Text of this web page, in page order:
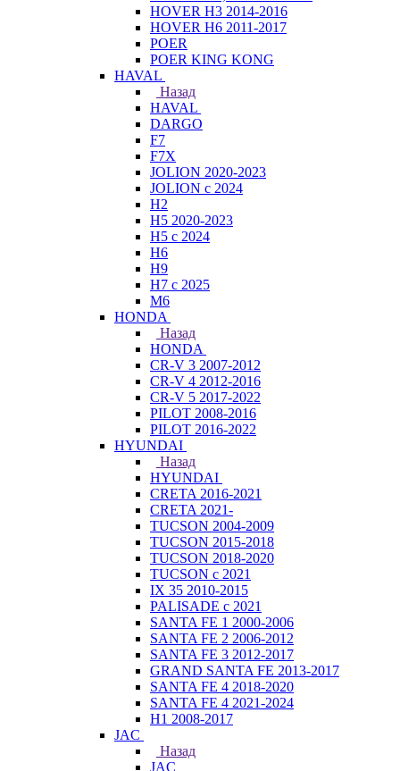
HOVER H3 2014-2016
HOVER H6 2011-2017
POER
POER KING KONG
HAVAL
Назад
HAVAL
DARGO
F7
F7X
JOLION 2020-2023
JOLION с 2024
H2
H5 2020-2023
H5 с 2024
H6
H9
H7 с 2025
M6
HONDA
Назад
HONDA
CR-V 3 2007-2012
CR-V 4 2012-2016
CR-V 5 2017-2022
PILOT 2008-2016
PILOT 2016-2022
HYUNDAI
Назад
HYUNDAI
CRETA 2016-2021
CRETA 2021-
TUCSON 2004-2009
TUCSON 2015-2018
TUCSON 2018-2020
TUCSON с 2021
IX 35 2010-2015
PALISADE с 2021
SANTA FE 1 2000-2006
SANTA FE 2 2006-2012
SANTA FE 3 2012-2017
GRAND SANTA FE 2013-2017
SANTA FE 4 2018-2020
SANTA FE 4 2021-2024
H1 2008-2017
JAC
Назад
JAC